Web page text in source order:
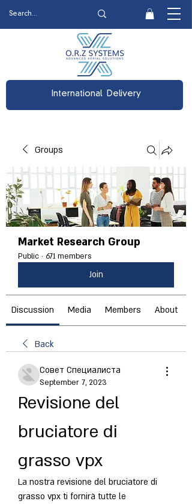
International Delivery
Groups
Market Research Group
Public · 671 members
Join
Discussion Media Members About
Back
Совет Специалиста
September 7, 2023
Revisione del
bruciatore di
grasso vpx
La nostra revisione del bruciatore di
grasso vpx ti fornirà tutte le